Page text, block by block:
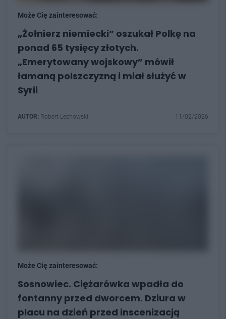
Może Cię zainteresować:
„Żołnierz niemiecki” oszukał Polkę na
ponad 65 tysięcy złotych.
„Emerytowany wojskowy” mówił
łamaną polszczyzną i miał służyć w
Syrii
AUTOR: Robert Lechowski 11/02/2026
Może Cię zainteresować:
Sosnowiec. Ciężarówka wpadła do
fontanny przed dworcem. Dziura w
placu na dzień przed inscenizacją